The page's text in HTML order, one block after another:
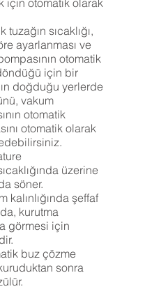
için otomatik olarak
tuzağın sıcaklığı,
ayarlanması ve
otomatik
için bir
doğduğu yerlerde
vakum
otomatik
otomatik olarak
üzerine
söner.
kalınlığında şeffaf
kurutma
görmesi için
buz çözme
sonra